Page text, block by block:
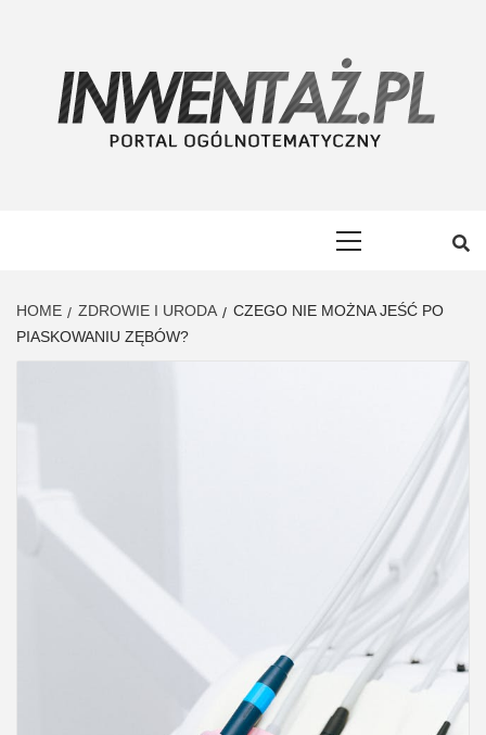
HOME ZDROWIE I URODA
CZEGO NIE MOŻNA JEŚĆ PO
PIASKOWANIU ZĘBÓW?